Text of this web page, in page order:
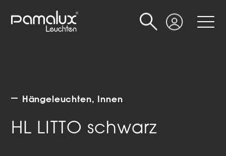
Login
Suche
Hängeleuchten Innen
HL LITTO schwarz